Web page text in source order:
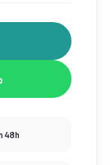
48h